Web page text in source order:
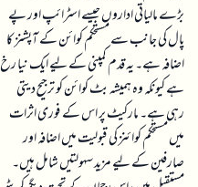
بڑے مالیاتی اداروں جیسے اسٹرائپ اور پے
پال کی جانب سے مستحکم کوائن کے آپشنز کا
اضافہ ہے۔ یہ قدم کمپنی کے لیے ایک نیا رخ
ہے کیونکہ وہ ہمیشہ بٹ کوائن کو ترجیح دیتی
رہی ہے۔ مارکیٹ پر اس کے فوری اثرات
میں مستحکم کوائنز کی قبولیت میں اضافہ اور
صارفین کے لیے مزید سہولتیں شامل ہیں۔